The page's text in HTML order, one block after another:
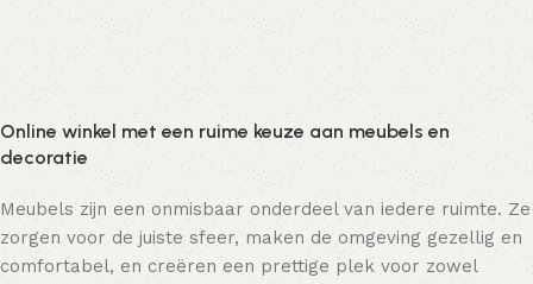
Online winkel met een ruime keuze aan meubels en
decoratie
Meubels zijn een onmisbaar onderdeel van iedere ruimte. Ze
zorgen voor de juiste sfeer, maken de omgeving gezellig en
comfortabel, en creëren een prettige plek voor zowel